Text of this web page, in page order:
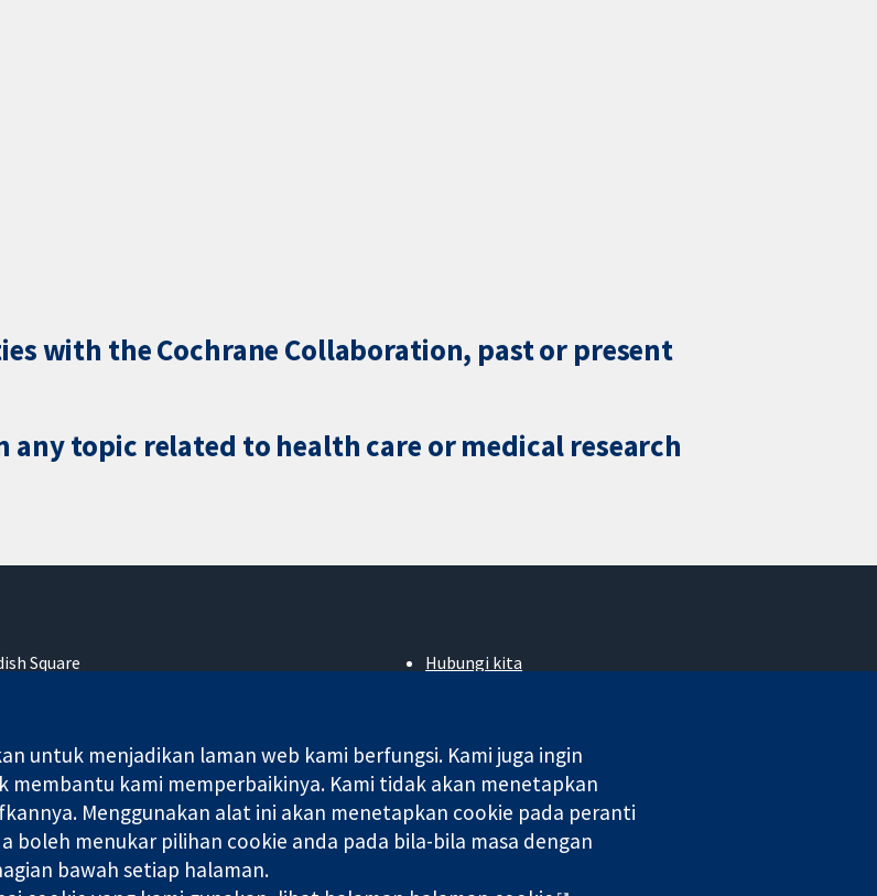
with the Cochrane Collaboration, past or present
topic related to health care or medical research
Square
Hubungi kita
Pekerjaan
Cochrane Library
oleh jaminan (no. 03044323) yang berdaftar di England & Wales. Nombor pendaftaran VAT GB 718 2127 49.
untuk menjadikan laman web kami berfungsi. Kami juga ingin
kami memperbaikinya. Kami tidak akan menetapkan
Menggunakan alat ini akan menetapkan cookie pada peranti
boleh menukar pilihan cookie anda pada bila-bila masa dengan
bawah setiap halaman.